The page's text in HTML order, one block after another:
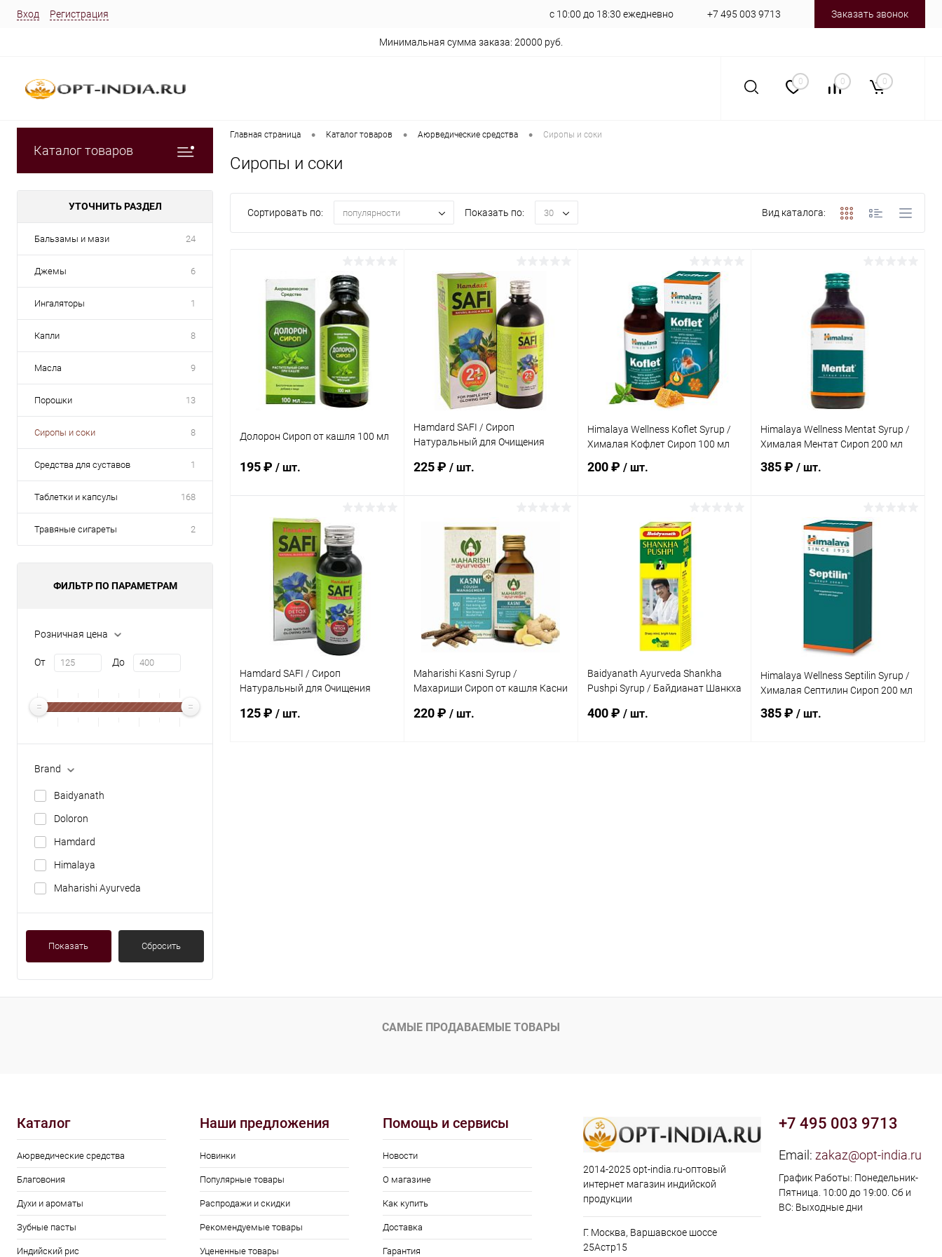
Вход Регистрация с 10:00 до 18:30 ежедневно +7 495 003 9713 Заказать звонок
Минимальная сумма заказа: 20000 руб.
0 0 0
Каталог товаров
УТОЧНИТЬ РАЗДЕЛ
Бальзамы и мази 24
Джемы 6
Ингаляторы 1
Капли 8
Масла 9
Порошки 13
Сиропы и соки 8
Средства для суставов 1
Таблетки и капсулы 168
Травяные сигареты 2
ФИЛЬТР ПО ПАРАМЕТРАМ
Розничная цена
От До
Brand
Baidyanath
Doloron
Hamdard
Himalaya
Maharishi Ayurveda
Показать Сбросить
Главная страница • Каталог товаров • Аюрведические средства • Сиропы и соки
Сиропы и соки
Сортировать по: популярности Показать по: 30 Вид каталога:
Долорон Сироп от кашля 100 мл
195 ₽ / шт.
В корзину
Купить в 1 клик Сравнение
В избранное Под заказ
Hamdard SAFI / Сироп
Натуральный для Очищения
225 ₽ / шт.
В корзину
Купить в 1 клик Сравнение
В избранное Под заказ
Himalaya Wellness Koflet Syrup /
Хималая Кофлет Сироп 100 мл
200 ₽ / шт.
В корзину
Купить в 1 клик Сравнение
В избранное
Himalaya Wellness Mentat Syrup /
Хималая Ментат Сироп 200 мл
385 ₽/ шт.
В корзину
В избранное
Hamdard SAFI / Сироп
Натуральный для Очищения
125 ₽ / шт.
Maharishi Kasni Syrup /
Махариши Сироп от кашля Касни
220 ₽ / шт.
Baidyanath Ayurveda Shankha
Pushpi Syrup / Байдианат Шанкха
400 ₽ / шт.
Himalaya Wellness Septilin Syrup /
Хималая Септилин Сироп 200 мл
385 ₽/ шт.
САМЫЕ ПРОДАВАЕМЫЕ ТОВАРЫ
Каталог
Аюрведические средства
Благовония
Духи и ароматы
Зубные пасты
Индийский рис
Наши предложения
Новинки
Популярные товары
Распродажи и скидки
Рекомендуемые товары
Уцененные товары
Помощь и сервисы
Новости
О магазине
Как купить
Доставка
Гарантия
2014-2025 opt-india.ru-оптовый
интернет магазин индийской
продукции
Г. Москва, Варшавское шоссе
25Астр15
+7 495 003 9713
Email: zakaz@opt-india.ru
График Работы: Понедельник-
Пятница. 10:00 до 19:00. Сб и
ВС: Выходные дни